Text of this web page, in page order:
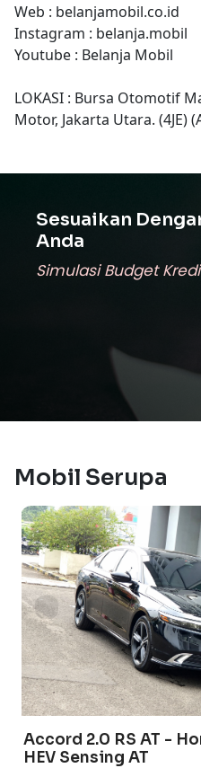
Web : belanjamobil.co.id
Instagram : belanja.mobil
Youtube : Belanja Mobil
LOKASI : Bursa Otomotif
Motor, Jakarta Utara. (4JE)
Sesuaikan
Anda
Simulasi Budget
Mobil Serupa
Accord 2.0 RS AT -
HEV Sensing AT